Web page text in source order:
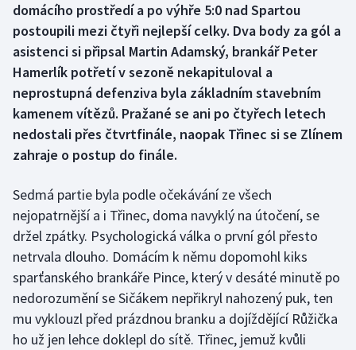
Curling
Dostihy
Florbal
Futsal
Gymnastika
Házená
Jezdectví
Judo
domácího prostředí a po výhře 5:0 nad Spartou
postoupili mezi čtyři nejlepší celky. Dva body za gól a
asistenci si připsal Martin Adamský, brankář Peter
Hamerlík potřetí v sezoně nekapituloval a
neprostupná defenziva byla základním stavebním
kamenem vítězů. Pražané se ani po čtyřech letech
nedostali přes čtvrtfinále, naopak Třinec si se Zlínem
zahraje o postup do finále.
Sedmá partie byla podle očekávání ze všech
nejopatrnější a i Třinec, doma navyklý na útočení, se
držel zpátky. Psychologická válka o první gól přesto
netrvala dlouho. Domácím k němu dopomohl kiks
sparťanského brankáře Pince, který v desáté minutě po
nedorozumění se Sičákem nepřikryl nahozený puk, ten
mu vyklouzl před prázdnou branku a dojíždějící Růžička
ho už jen lehce doklepl do sítě. Třinec, jemuž kvůli